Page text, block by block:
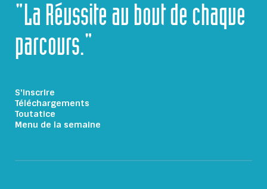
"La Réussite au bout de chaque
parcours."
S'inscrire
Téléchargements
Toutatice
Menu de la semaine